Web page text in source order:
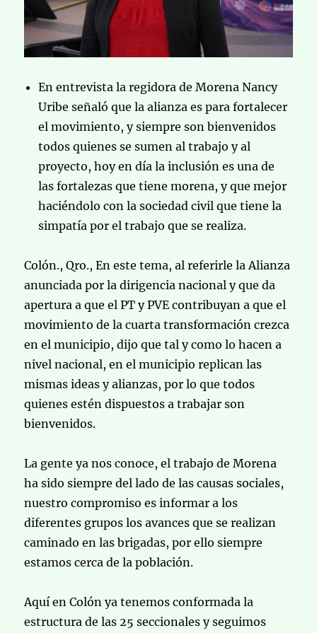
En entrevista la regidora de Morena Nancy
Uribe señaló que la alianza es para fortalecer
el movimiento, y siempre son bienvenidos
todos quienes se sumen al trabajo y al
proyecto, hoy en día la inclusión es una de
las fortalezas que tiene morena, y que mejor
haciéndolo con la sociedad civil que tiene la
simpatía por el trabajo que se realiza.
Colón., Qro., En este tema, al referirle la Alianza
anunciada por la dirigencia nacional y que da
apertura a que el PT y PVE contribuyan a que el
movimiento de la cuarta transformación crezca
en el municipio, dijo que tal y como lo hacen a
nivel nacional, en el municipio replican las
mismas ideas y alianzas, por lo que todos
quienes estén dispuestos a trabajar son
bienvenidos.
La gente ya nos conoce, el trabajo de Morena
ha sido siempre del lado de las causas sociales,
nuestro compromiso es informar a los
diferentes grupos los avances que se realizan
caminado en las brigadas, por ello siempre
estamos cerca de la población.
Aquí en Colón ya tenemos conformada la
estructura de las 25 seccionales y seguimos